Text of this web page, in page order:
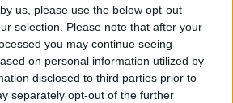
us, please use the below opt-out
selection. Please note that after your
you may continue seeing
on personal information utilized by
disclosed to third parties prior to
separately opt-out of the further
approda a Barisardo tra conferme,
volti e mister Loi a fare da filo
2026